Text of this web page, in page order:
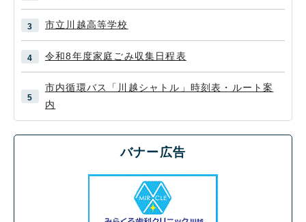
市立川越高等学校
令和8年度家庭ごみ収集日程表
市内循環バス「川越シャトル」時刻表・ルート案
内
バナー広告